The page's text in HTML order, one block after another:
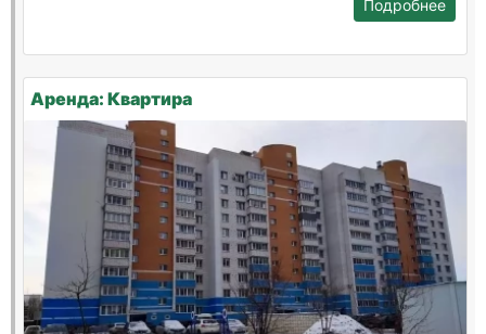
Подробнее
Аренда: Квартира